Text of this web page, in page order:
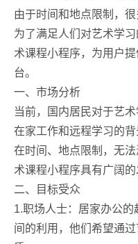
由于时间和地点限制，
为了满足人们对艺术学
术课程小程序，为用户
台。
一、市场分析
当前，国内居民对于艺
在家工作和远程学习的
在时间、地点限制，无
术课程小程序具有广阔的
二、目标受众
1.职场人士：居家办公
间的利用，他们希望通